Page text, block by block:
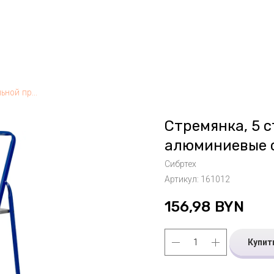
Стремянка, 5 ступеней, стальной профиль, алюминиевые ступени Сибртех, РФ
Стремянка, 5
алюминиевые
Сибртех
Артикул: 161012
156,98 BYN